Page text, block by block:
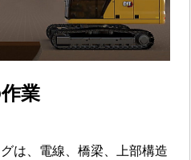
業
は、電線、橋梁、上部構造